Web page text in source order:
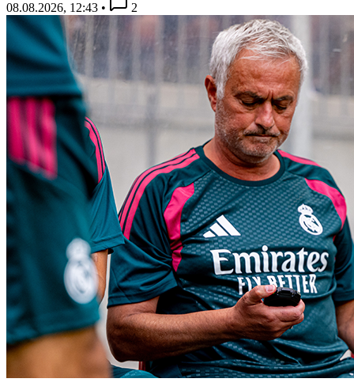
08.08.2026, 12:43 • 2